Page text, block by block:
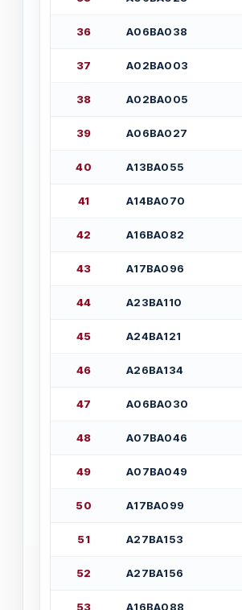
36 А06ВА038
37 А02ВА003
38 А02ВА005
39 А06ВА027
40 А13ВА055
41 А14ВА070
42 А16ВА082
43 А17ВА096
44 А23ВА110
45 А24ВА121
46 А26ВА134
47 А06ВА030
48 А07ВА046
49 А07ВА049
50 А17ВА099
51 А27ВА153
52 А27ВА156
53 А16ВА088